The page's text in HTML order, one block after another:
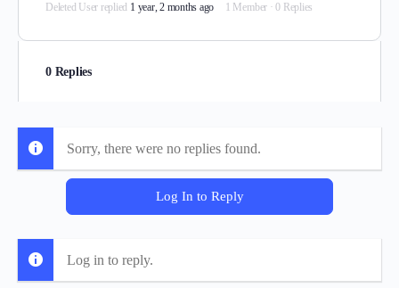
Deleted User replied 1 year, 2 months ago 1 Member · 0 Replies
0 Replies
Sorry, there were no replies found.
Log In to Reply
Log in to reply.